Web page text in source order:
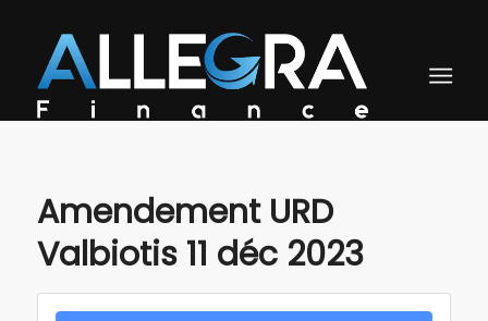
Amendement URD
Valbiotis 11 déc 2023